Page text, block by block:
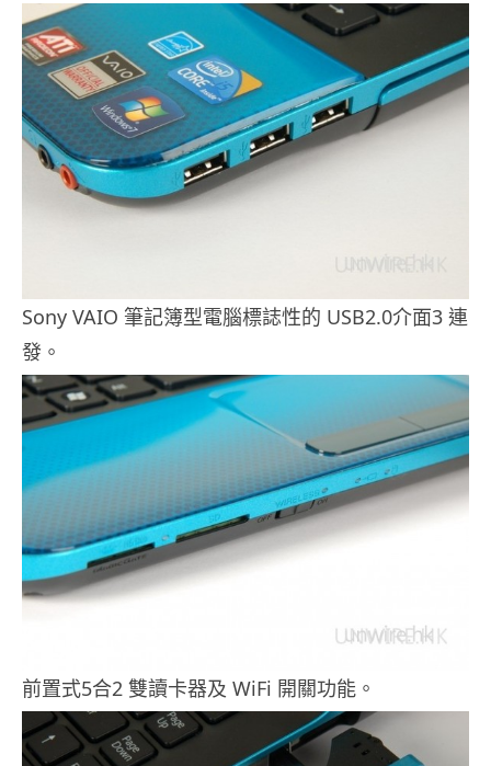
Sony VAIO 筆記簿型電腦標誌性的 USB2.0介面3 連
發。
前置式5合2 雙讀卡器及 WiFi 開關功能。